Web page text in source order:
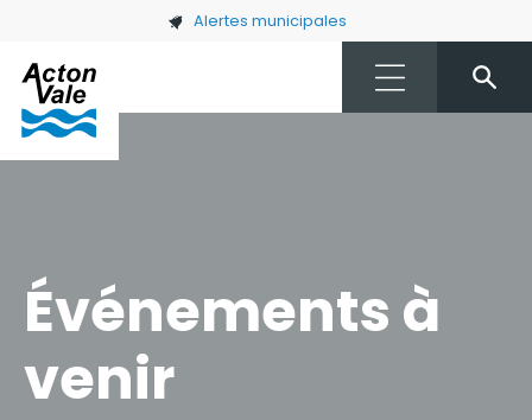
Skip to main content Alertes municipales
Événements à
venir